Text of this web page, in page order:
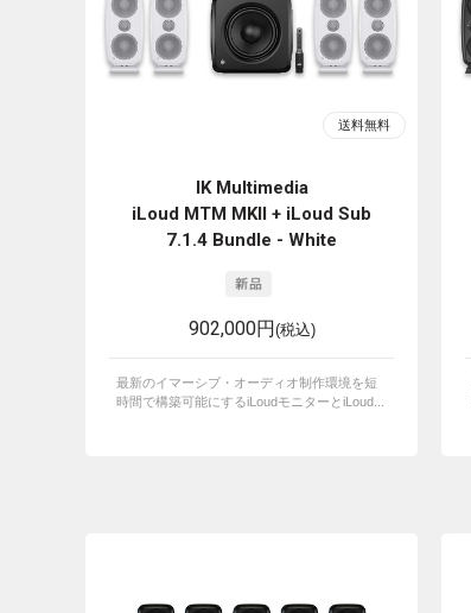
IK Multimedia
iLoud MTM MKII + iLoud Sub
7.1.4 Bundle - White
902,000円(税込)
最新のイマーシブ・オーディオ制作環境を短
時間で構築可能にするiLoudモニターとiLoud...